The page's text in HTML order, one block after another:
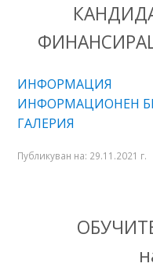
ИНФОРМАЦИЯ
ИНФОРМАЦИОНЕН
ГАЛЕРИЯ
Публикуван на: 29.11.2021 г.